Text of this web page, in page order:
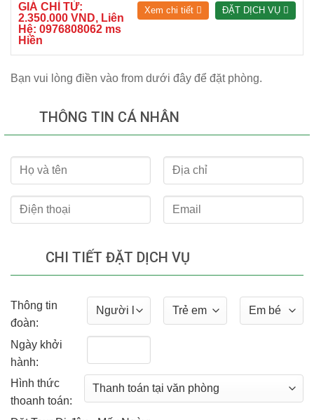
GIÁ CHỈ TỪ:
2.350.000 VND, Liên
Hệ: 0976808062 ms
Hiền
Xem chi tiết ĐẶT DỊCH VỤ
Bạn vui lòng điền vào from dưới đây để đặt phòng.
THÔNG TIN CÁ NHÂN
CHI TIẾT ĐẶT DỊCH VỤ
Thông tin
đoàn:
Ngày khởi
hành:
Hình thức
thoanh toán: